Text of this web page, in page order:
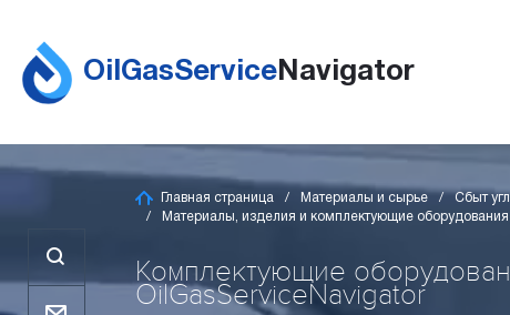
OilGasService Navigator
Главная страница Материалы и сырье
Сбыт
Материалы, изделия и комплектующие
Комплектующие
OilGasServiceNavigator